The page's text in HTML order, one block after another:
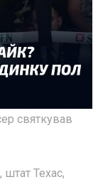
святкував
штат Техас,